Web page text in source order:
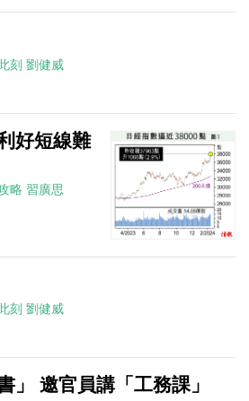
刻 劉健威
好短線難
略 習廣思
刻 劉健威
」 邀官員講「工務課」